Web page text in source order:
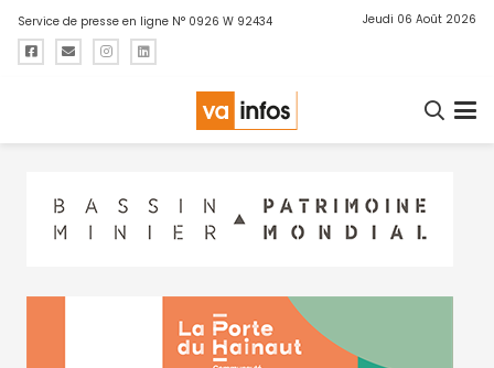
Service de presse en ligne N° 0926 W 92434 Jeudi 06 Août 2026